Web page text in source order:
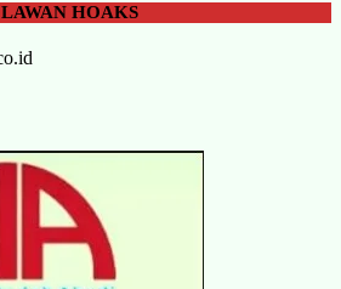
LAWANHOAKS